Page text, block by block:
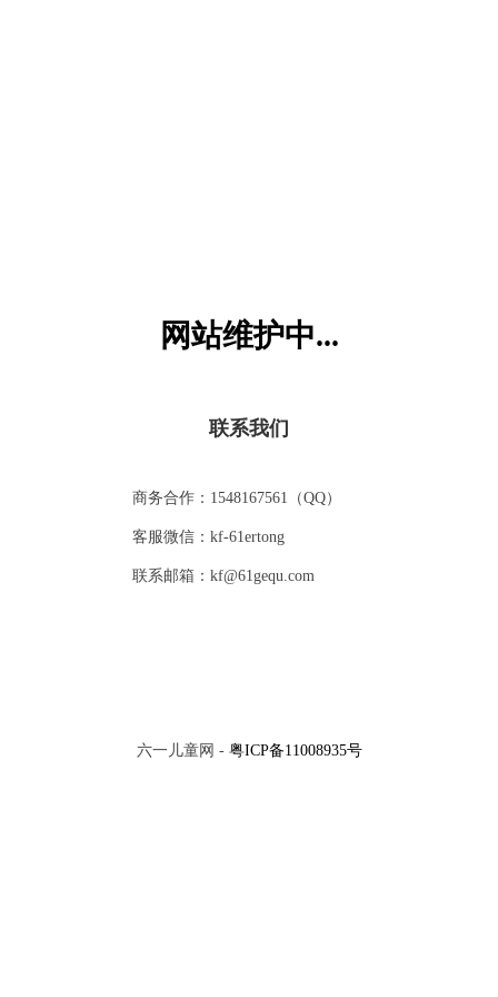
网站维护中...
联系我们
商务合作：1548167561（QQ）
客服微信：kf-61ertong
联系邮箱：kf@61gequ.com
六一儿童网 - 粤ICP备11008935号